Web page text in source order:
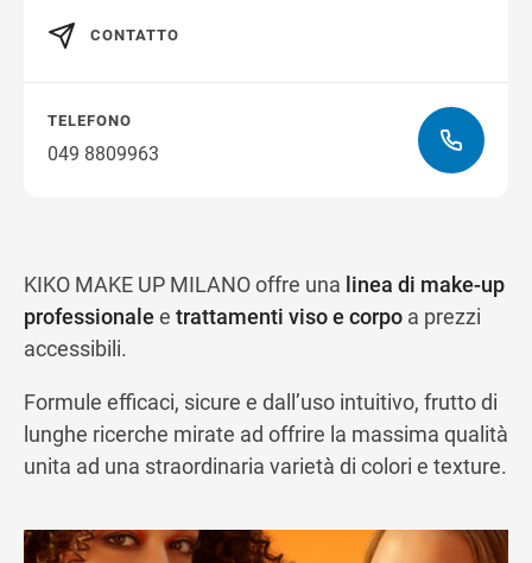
KIKO MAKE UP MILANO offre una linea di make-up
professionale e trattamenti viso e corpo a prezzi
accessibili.
Formule efficaci, sicure e dall’uso intuitivo, frutto di
lunghe ricerche mirate ad offrire la massima qualità
unita ad una straordinaria varietà di colori e texture.
CONTATTO
TELEFONO
049 8809963